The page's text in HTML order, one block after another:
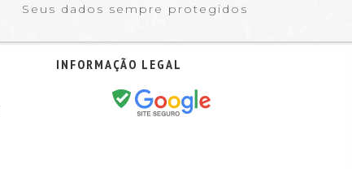
Seus dados sempre protegidos
INFORMAÇÃO LEGAL